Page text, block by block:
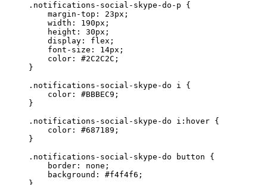
.notifications-social-skype-do-p {
    margin-top: 23px;
    width: 190px;
    height: 30px;
    display: flex;
    font-size: 14px;
    color: #2C2C2C;
}
.notifications-social-skype-do i {
    color: #BBBEC9;
}
.notifications-social-skype-do i:hover {
    color: #687189;
}
.notifications-social-skype-do button {
    border: none;
    background: #f4f4f6;